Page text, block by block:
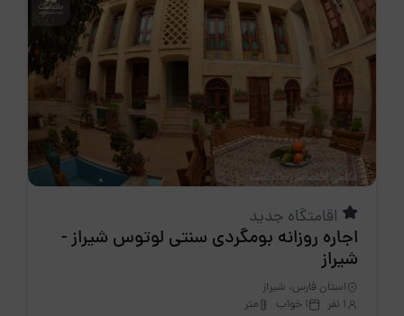
اقامتگاه جدید
اجاره روزانه بومگردی سنتی لوتوس شیراز -
شیراز
استان فارس، شیراز
1 نفر
1 خواب متر